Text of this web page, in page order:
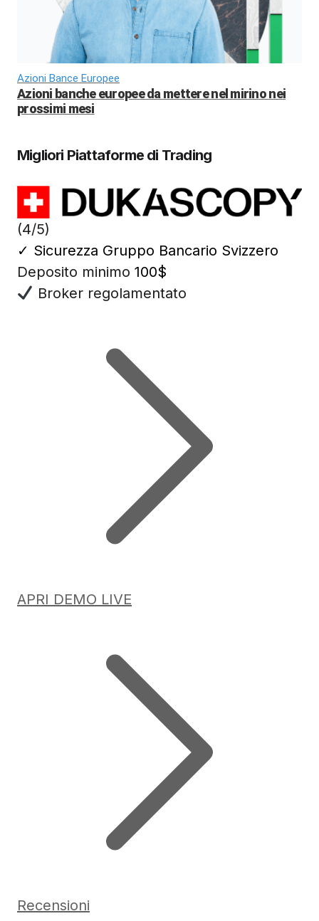
Azioni Bance Europee
Azioni banche europee da mettere nel mirino nei
prossimi mesi
Migliori Piattaforme di Trading
(4/5)
✓ Sicurezza Gruppo Bancario Svizzero
Deposito minimo 100$
Broker regolamentato
APRI DEMO LIVE
Recensioni